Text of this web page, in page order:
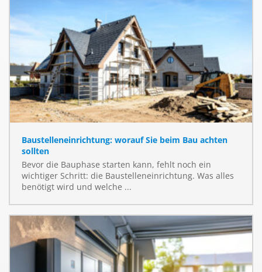
Baustelleneinrichtung: worauf Sie beim Bau achten
sollten
Bevor die Bauphase starten kann, fehlt noch ein
wichtiger Schritt: die Baustelleneinrichtung. Was alles
benötigt wird und welche ...